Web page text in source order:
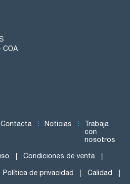
COA
Contacta Noticias
Trabaja
con
nosotros
Condiciones de venta
Política de privacidad Calidad